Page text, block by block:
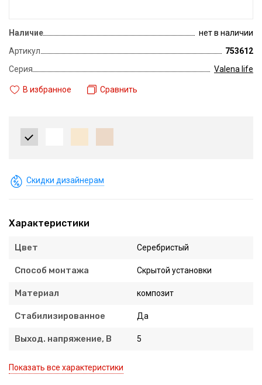
Наличие
нет в наличии
Артикул
753612
Серия
Valena life
В избранное Сравнить
Скидки дизайнерам
Характеристики
Цвет Серебристый
Способ монтажа Скрытой установки
Материал композит
Стабилизированное Да
Выход. напряжение, В 5
Показать все характеристики